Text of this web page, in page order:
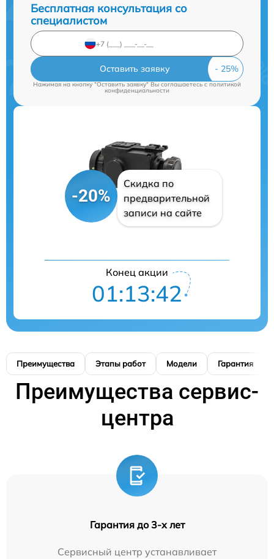
Бесплатная консультация со
специалистом
Оставить заявку
Нажимая на кнопку "Оставить заявку" Вы соглашаетесь cполитикой
конфиденциальности
-20%
Скидка по
предварительной
записи на сайте
Конец акции
01:13:41
Преимущества Этапы работ Модели Гарантия
Преимущества сервис-
центра
Гарантия до 3-х лет
Сервисный центр устанавливает